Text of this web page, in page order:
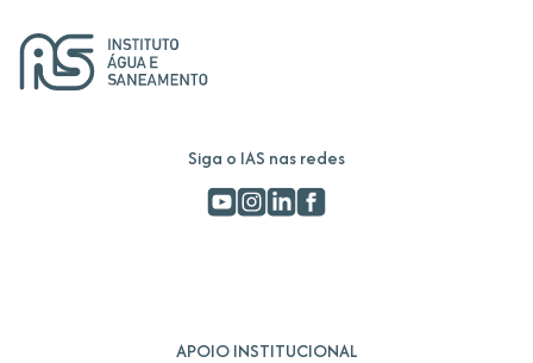
Siga o IAS nas redes
APOIO INSTITUCIONAL